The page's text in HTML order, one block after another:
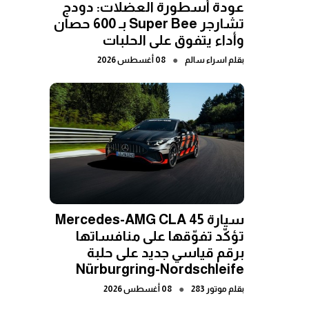
عودة أسطورة العضلات: دودج
تشارجر Super Bee بـ 600 حصان
وأداء يتفوق على الحلبات
بقلم اسراء سالم ● 08 أغسطس 2026
سيارة Mercedes-AMG CLA 45
تؤكّد تفوّقها على منافساتها
برقم قياسي جديد على حلبة
Nürburgring-Nordschleife
بقلم موتور 283 ● 08 أغسطس 2026